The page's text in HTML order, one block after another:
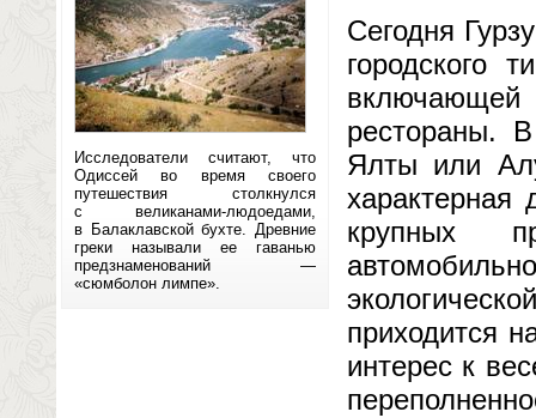
Исследователи считают, что
Одиссей во время своего
путешествия столкнулся
с великанами-людоедами,
в Балаклавской бухте. Древние
греки называли ее гаванью
предзнаменований —
«сюмболон лимпе».
Сегодня
городского
рестораны.
Ялты или
характерная
крупных
приходится
интерес к